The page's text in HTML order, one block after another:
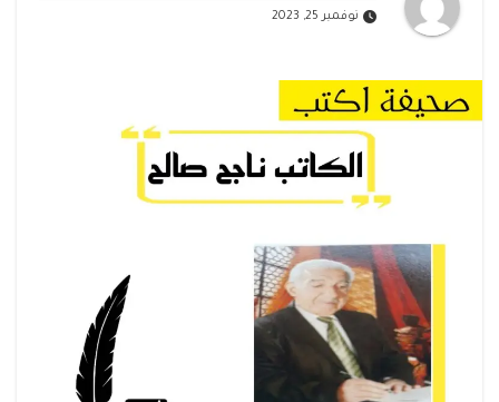
نوفمبر 25, 2023